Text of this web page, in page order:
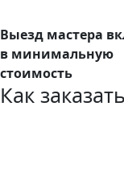
Выезд мастера
в минимальную
стоимость
Как